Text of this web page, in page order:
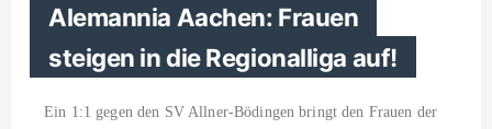
Alemannia Aachen: Frauen
steigen in die Regionalliga auf!
Ein 1:1 gegen den SV Allner-Bödingen bringt den Frauen der